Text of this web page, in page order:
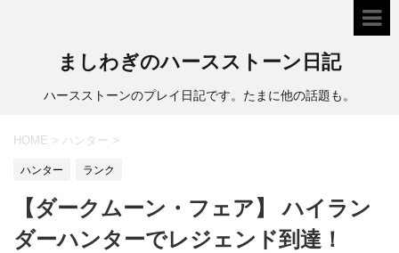
ましわぎのハースストーン日記
ハースストーンのプレイ日記です。たまに他の話題も。
HOME > ハンター >
ハンター ランク
【ダークムーン・フェア】 ハイラン
ダーハンターでレジェンド到達！